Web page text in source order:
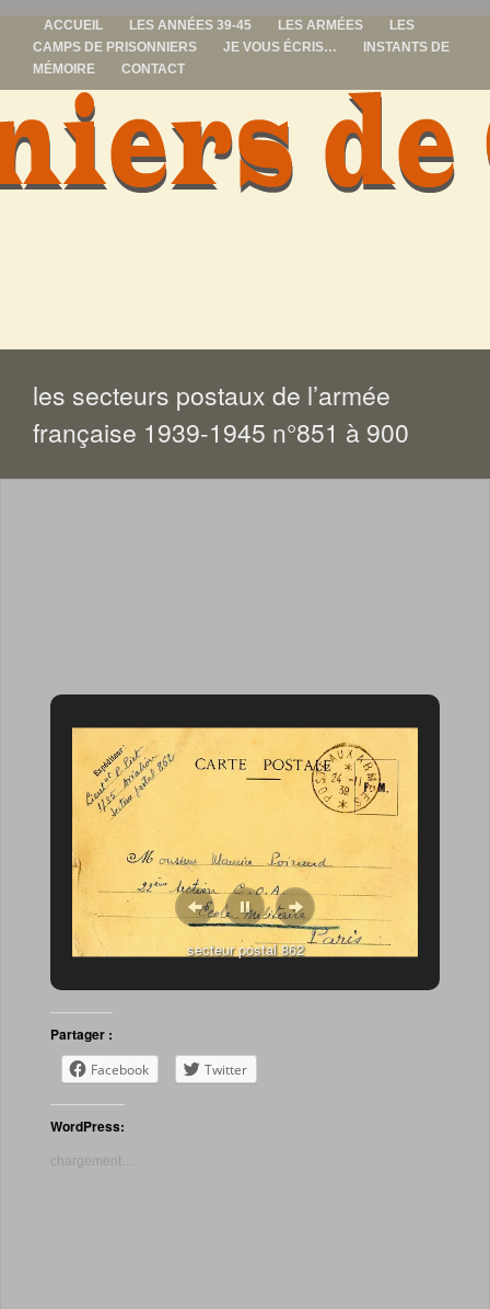
ACCUEIL LES ANNÉES 39-45 LES ARMÉES
LES
CAMPS DE PRISONNIERS
JE VOUS ÉCRIS…
INSTANTS DE
MÉMOIRE
CONTACT
prisonniers de
les secteurs postaux de l’armée
française 1939-1945 n°851 à 900
secteur postal 862
Partager :
Facebook Twitter
WordPress:
chargement…